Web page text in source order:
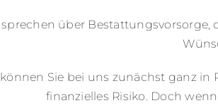
sprechen über
Sie bei uns zunächst ganz
finanzielles Risiko. Doch